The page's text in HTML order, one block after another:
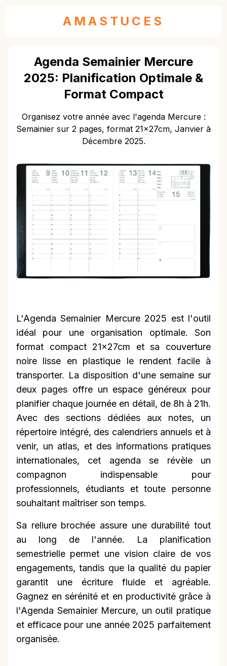
AMASTUCES
Agenda Semainier Mercure
2025: Planification Optimale &
Format Compact
Organisez votre année avec l'agenda Mercure :
Semainier sur 2 pages, format 21x27cm, Janvier à
Décembre 2025.
L'Agenda Semainier Mercure 2025 est l'outil
idéal pour une organisation optimale. Son
format compact 21x27cm et sa couverture
noire lisse en plastique le rendent facile à
transporter. La disposition d'une semaine sur
deux pages offre un espace généreux pour
planifier chaque journée en détail, de 8h à 21h.
Avec des sections dédiées aux notes, un
répertoire intégré, des calendriers annuels et à
venir, un atlas, et des informations pratiques
internationales, cet agenda se révèle un
compagnon indispensable pour
professionnels, étudiants et toute personne
souhaitant maîtriser son temps.
Sa reliure brochée assure une durabilité tout
au long de l'année. La planification
semestrielle permet une vision claire de vos
engagements, tandis que la qualité du papier
garantit une écriture fluide et agréable.
Gagnez en sérénité et en productivité grâce à
l'Agenda Semainier Mercure, un outil pratique
et efficace pour une année 2025 parfaitement
organisée.